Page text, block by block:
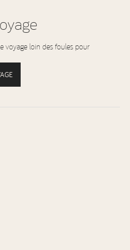
voyage loin des foules pour